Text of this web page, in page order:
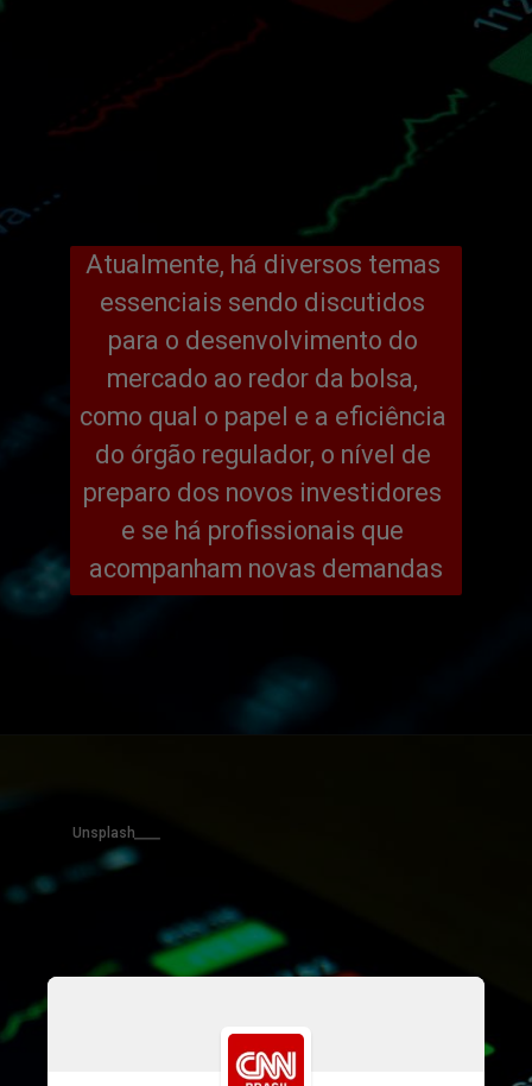
Atualmente, há diversos temas
essenciais sendo discutidos
para o desenvolvimento do
mercado ao redor da bolsa,
como qual o papel e a eficiência
do órgão regulador, o nível de
preparo dos novos investidores
e se há profissionais que
acompanham novas demandas
Unsplash